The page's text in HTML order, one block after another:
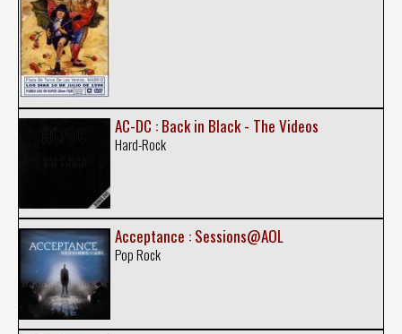
AC-DC : Back in Black - The Videos
Hard-Rock
Acceptance : Sessions@AOL
Pop Rock